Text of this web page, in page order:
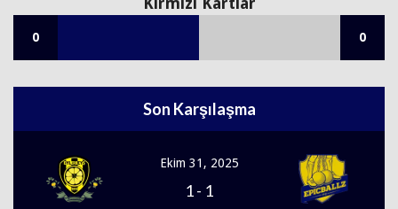
0 0
Son Karşılaşma
Ekim 31, 2025
1- 1